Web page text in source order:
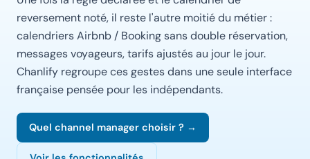
reversement noté, il reste l'autre moitié du métier :
calendriers Airbnb / Booking sans double réservation,
messages voyageurs, tarifs ajustés au jour le jour.
Chanlify regroupe ces gestes dans une seule interface
française pensée pour les indépendants.
Quel channel manager choisir ? →